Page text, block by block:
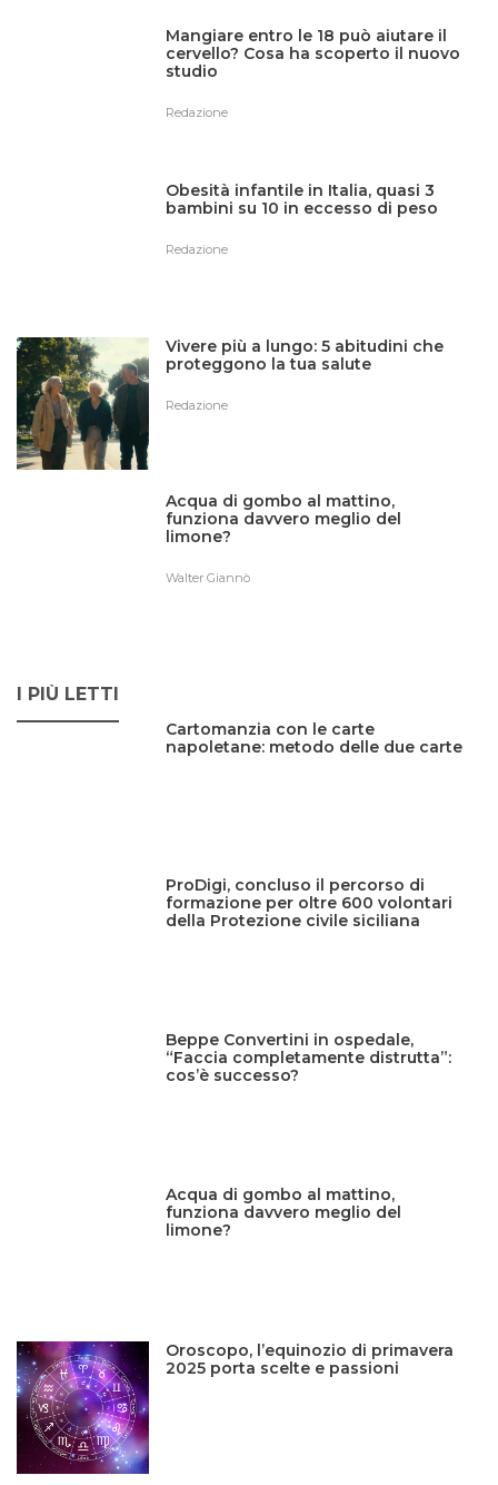
Mangiare entro le 18 può aiutare il
cervello? Cosa ha scoperto il nuovo
studio
Redazione
Obesità infantile in Italia, quasi 3
bambini su 10 in eccesso di peso
Redazione
Vivere più a lungo: 5 abitudini che
proteggono la tua salute
Redazione
Acqua di gombo al mattino,
funziona davvero meglio del
limone?
Walter Giannò
I PIÙ LETTI
Cartomanzia con le carte
napoletane: metodo delle due carte
ProDigi, concluso il percorso di
formazione per oltre 600 volontari
della Protezione civile siciliana
Beppe Convertini in ospedale,
“Faccia completamente distrutta”:
cos’è successo?
Acqua di gombo al mattino,
funziona davvero meglio del
limone?
Oroscopo, l’equinozio di primavera
2025 porta scelte e passioni